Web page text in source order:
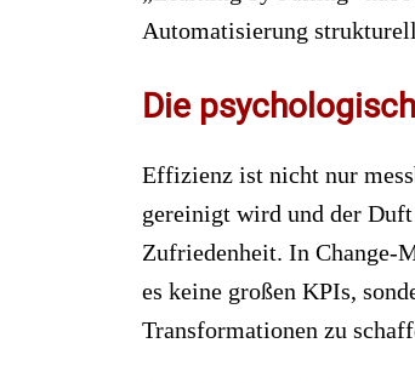
Automatisierung
Die
Effizienz ist nicht nur
gereinigt wird und der
Zufriedenheit. In Change-
es keine großen KPIs,
Transformationen zu